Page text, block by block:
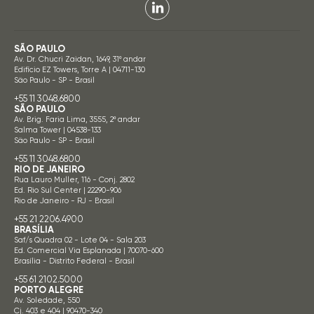
SÃO PAULO
Av. Dr. Chucri Zaidan, 1649, 31º andar
Edifício EZ Towers, Torre A | 04711-130
São Paulo - SP - Brasil
+55 11 3048.6800
SÃO PAULO
Av. Brig. Faria Lima, 3555, 2º andar
Salma Tower | 04538-133
São Paulo - SP - Brasil
+55 11 3048.6800
RIO DE JANEIRO
Rua Lauro Muller, 116 - Conj. 2802
Ed. Rio Sul Center | 22290-906
Rio de Janeiro - RJ - Brasil
+55 21 2206.4900
BRASÍLIA
Saf/s Quadra 02 - Lote 04 - Sala 203
Ed. Comercial Via Esplanada | 70070-600
Brasília - Distrito Federal - Brasil
+55 61 2102.5000
PORTO ALEGRE
Av. Soledade, 550
Cj. 403 e 404 | 90470-340